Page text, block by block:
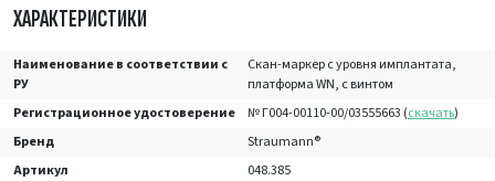
ХАРАКТЕРИСТИКИ
Наименование в соответствии с
РУ
Скан-маркер с уровня имплантата,
платформа WN, с винтом
Регистрационное удостоверение
№ Г004-00110-00/03555663 (скачать)
Бренд
Straumann®
Артикул
048.385